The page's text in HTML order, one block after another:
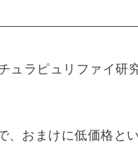
ュラピュリファイ研
、おまけに低価格と